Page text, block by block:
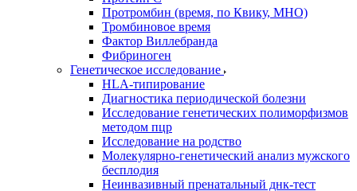
Протромбин (время, по Квику, МНО)
Тромбиновое время
Фактор Виллебранда
Фибриноген
Генетическое исследование
HLA-типирование
Диагностика периодической болезни
Исследование генетических полиморфизмов
методом пцр
Исследование на родство
Молекулярно-генетический анализ мужского
бесплодия
Неинвазивный пренатальный днк-тест